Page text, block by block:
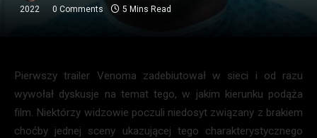
2022
0 Comments 5 Mins Read
Pierwszy trailer Venoma zadebiutował w sieci i od razu
wywołał dyskusje na temat tego, w jakim kierunku podąża
film. Niektórzy widzowie poczuli niedosyt związany z brakiem
choćby jednej sceny ukazującej tego charakterystycznego